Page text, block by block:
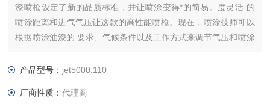
漆喷枪设定了新的品质标准，并让喷涂变得*的简易。度灵活 的
喷涂距离和进气气压让这款的高性能喷枪。现在，喷涂技师可以
根据喷涂油漆的 要求、气候条件以及工作方式来调节气压和喷涂
产品型号： jet5000.110
厂商性质：代理商